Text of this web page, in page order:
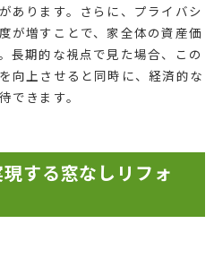
あります。さらに、プライバシ
が増すことで、家全体の資産価
長期的な視点で見た場合、この
向上させると同時に、経済的な
できます。
する窓なしリフォ